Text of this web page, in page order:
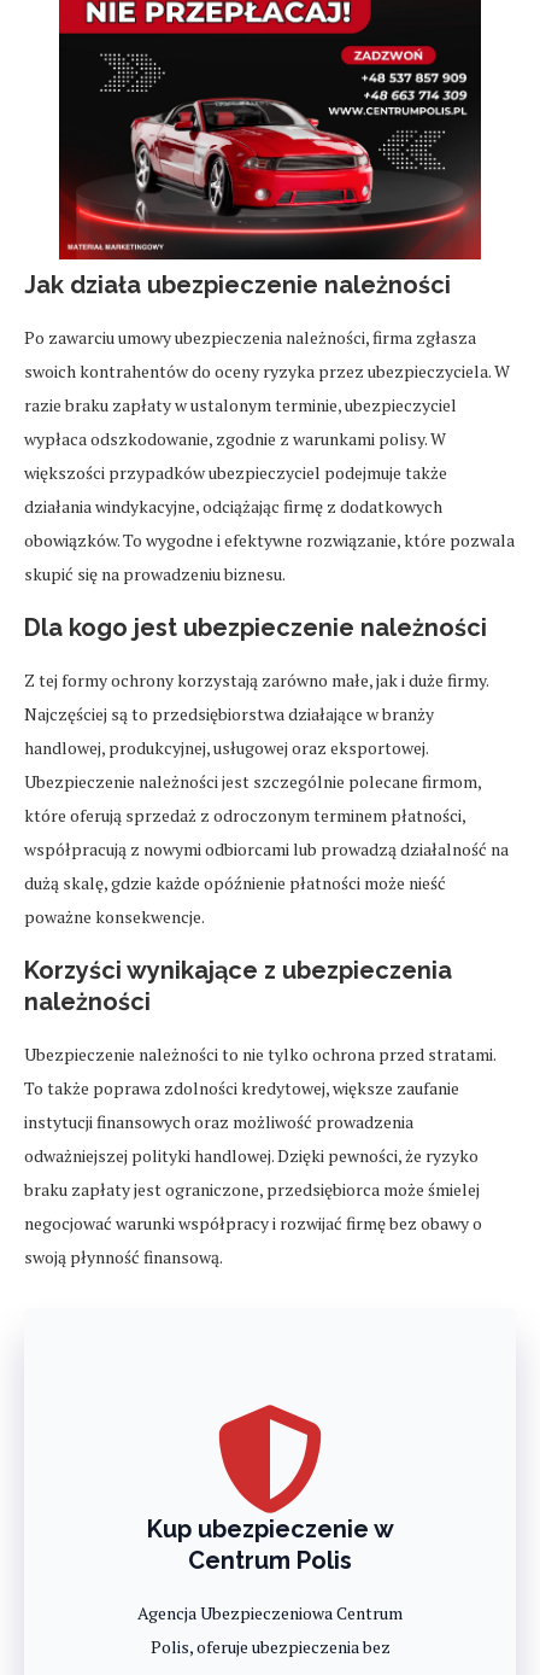
Jak działa ubezpieczenie należności
Po zawarciu umowy ubezpieczenia należności, firma zgłasza
swoich kontrahentów do oceny ryzyka przez ubezpieczyciela. W
razie braku zapłaty w ustalonym terminie, ubezpieczyciel
wypłaca odszkodowanie, zgodnie z warunkami polisy. W
większości przypadków ubezpieczyciel podejmuje także
działania windykacyjne, odciążając firmę z dodatkowych
obowiązków. To wygodne i efektywne rozwiązanie, które pozwala
skupić się na prowadzeniu biznesu.
Dla kogo jest ubezpieczenie należności
Z tej formy ochrony korzystają zarówno małe, jak i duże firmy.
Najczęściej są to przedsiębiorstwa działające w branży
handlowej, produkcyjnej, usługowej oraz eksportowej.
Ubezpieczenie należności jest szczególnie polecane firmom,
które oferują sprzedaż z odroczonym terminem płatności,
współpracują z nowymi odbiorcami lub prowadzą działalność na
dużą skalę, gdzie każde opóźnienie płatności może nieść
poważne konsekwencje.
Korzyści wynikające z ubezpieczenia
należności
Ubezpieczenie należności to nie tylko ochrona przed stratami.
To także poprawa zdolności kredytowej, większe zaufanie
instytucji finansowych oraz możliwość prowadzenia
odważniejszej polityki handlowej. Dzięki pewności, że ryzyko
braku zapłaty jest ograniczone, przedsiębiorca może śmielej
negocjować warunki współpracy i rozwijać firmę bez obawy o
swoją płynność finansową.
Kup ubezpieczenie w
Centrum Polis
Agencja Ubezpieczeniowa Centrum
Polis, oferuje ubezpieczenia bez